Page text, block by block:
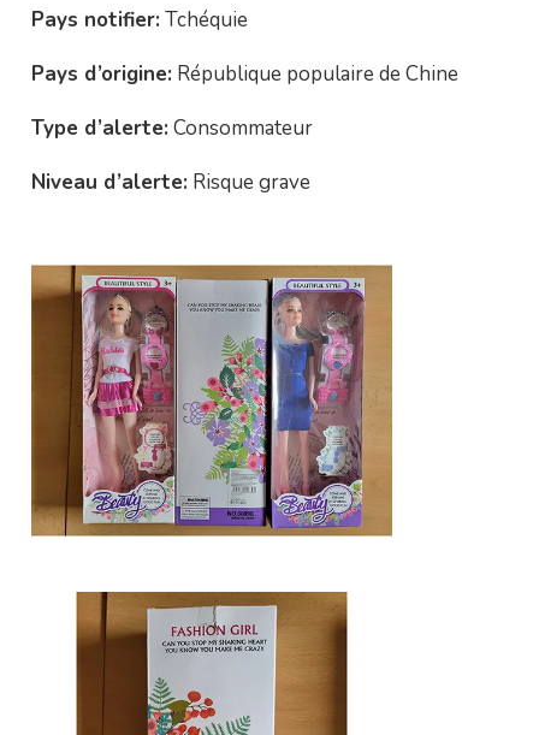
Pays notifier: Tchéquie
Pays d’origine: République populaire de Chine
Type d’alerte: Consommateur
Niveau d’alerte: Risque grave